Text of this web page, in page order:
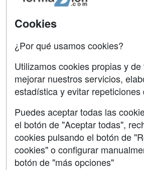
Contactar
Confidencialidad
Aviso legal
Copyleft
Grupo formazion:
Cookies
¿Por qué usamos cookies?
Utilizamos cookies propias y
mejorar nuestros servicios,
estadística y evitar repeticiones
Puedes aceptar todas las
el botón de "Aceptar todas",
cookies pulsando el botón de
cookies" o configurar
botón de "más opciones"